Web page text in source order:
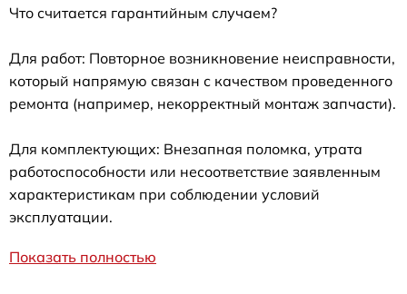
Что считается гарантийным случаем?
Для работ: Повторное возникновение неисправности,
который напрямую связан с качеством проведенного
ремонта (например, некорректный монтаж запчасти).
Для комплектующих: Внезапная поломка, утрата
работоспособности или несоответствие заявленным
характеристикам при соблюдении условий
эксплуатации.
Показать полностью